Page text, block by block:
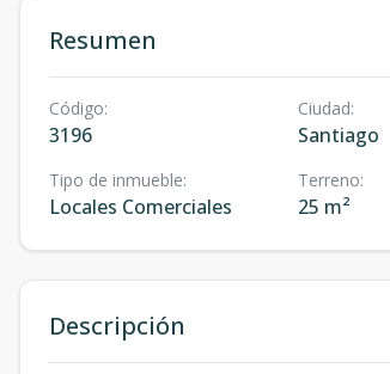
Resumen
Código:
3196
Ciudad:
Santiago
Tipo de inmueble:
Locales Comerciales
Terreno:
25 m²
Descripción